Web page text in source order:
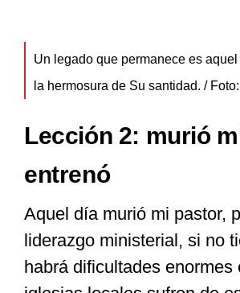
Un legado que permanece es
la hermosura de Su santidad. /
Lección 2: murió
entrenó
Aquel día murió mi pastor,
liderazgo ministerial, si no
habrá dificultades